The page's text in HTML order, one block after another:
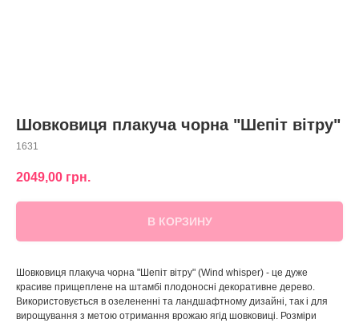
Шовковиця плакуча чорна "Шепіт вітру"
1631
2049,00 грн.
В КОРЗИНУ
Шовковиця плакуча чорна "Шепіт вітру" (Wind whisper) - це дуже
красиве прищеплене на штамбі плодоносні декоративне дерево.
Використовується в озелененні та ландшафтному дизайні, так і для
вирощування з метою отримання врожаю ягід шовковиці. Розміри